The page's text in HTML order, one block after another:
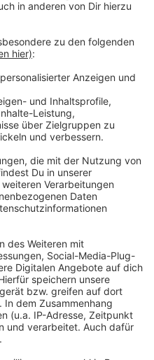
AG in Münster.
in Münster
was den Anwohnern,
mit 35.000
in sieben Ländern
von Drogerie
Spiel- und
Bio-Nahrung und
Hansator wird im Bereich
die Bedürfnisse von
kompetent,
zu können.